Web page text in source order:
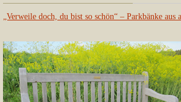
„Verweile doch, du bist so schön“ – Parkbänke aus